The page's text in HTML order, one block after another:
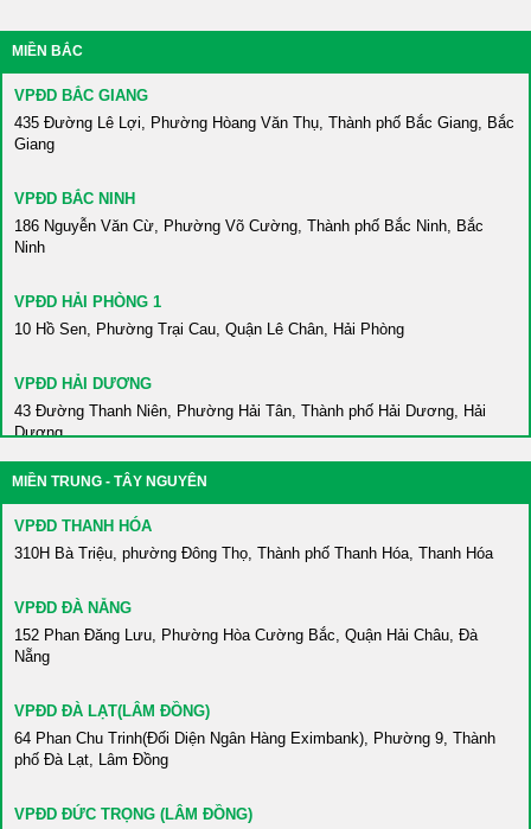
MIỀN BẮC
VPĐD BẮC GIANG
435 Đường Lê Lợi, Phường Hòang Văn Thụ, Thành phố Bắc Giang, Bắc
Giang
VPĐD BẮC NINH
186 Nguyễn Văn Cừ, Phường Võ Cường, Thành phố Bắc Ninh, Bắc
Ninh
VPĐD HẢI PHÒNG 1
10 Hồ Sen, Phường Trại Cau, Quận Lê Chân, Hải Phòng
VPĐD HẢI DƯƠNG
43 Đường Thanh Niên, Phường Hải Tân, Thành phố Hải Dương, Hải
Dương
VPĐD HÀ NAM
86 Châu Cầu, Phường Minh Khai, Thành phố Phủ Lý, Hà Nam
Số 2 Võ Nguyên Giáp, Tổ 1, Phường Sông Cầu, Thành phố Bắc Kạn,
Bắc Kạn
420 An Dương Vương, Phường Thái Bình, Thành phố Hòa Bình, Hòa
Bình
Gần Trường ĐH Sư Phạm Kỹ Thuật Hưng Yên, Xã Dân Tiến, Huyện
Khoái Châu, Hưng Yên
MIỀN TRUNG - TÂY NGUYÊN
VPĐD THANH HÓA
310H Bà Triệu, phường Đông Thọ, Thành phố Thanh Hóa, Thanh Hóa
VPĐD ĐÀ NẴNG
152 Phan Đăng Lưu, Phường Hòa Cường Bắc, Quận Hải Châu, Đà
Nẵng
VPĐD ĐÀ LẠT(LÂM ĐỒNG)
64 Phan Chu Trinh(Đối Diện Ngân Hàng Eximbank), Phường 9, Thành
phố Đà Lạt, Lâm Đồng
VPĐD ĐỨC TRỌNG (LÂM ĐỒNG)